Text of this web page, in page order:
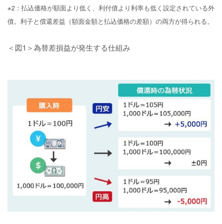
※2：払込価格が額面より低く、利付債より利率も低く設定されている外
債。利子と償還差益（額面金額と払込価格の差額）の両方が得られる。
＜図1＞為替差損益が発生する仕組み